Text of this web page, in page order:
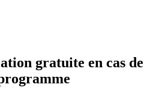
gratuite en cas de